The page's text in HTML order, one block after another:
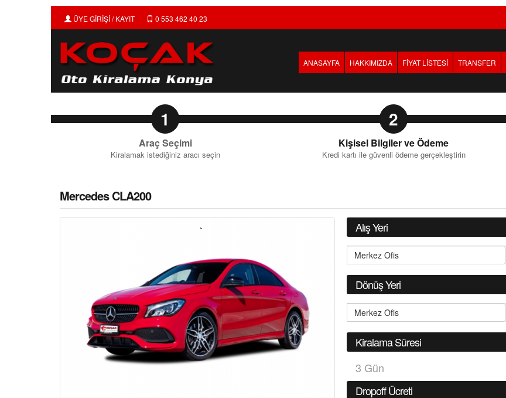
ÜYE GİRİŞİ / KAYIT 0 553 462 40 23
ANASAYFA HAKKIMIZDA FİYAT LİSTESİ TRANSFER
1
Araç Seçimi
Kiralamak istediğiniz aracı seçin
2
Kişisel Bilgiler ve Ödeme
Kredi kartı ile güvenli ödeme gerçekleştirin
Mercedes CLA200
Alış Yeri
Dönüş Yeri
Kiralama Süresi
3 Gün
Dropoff Ücreti